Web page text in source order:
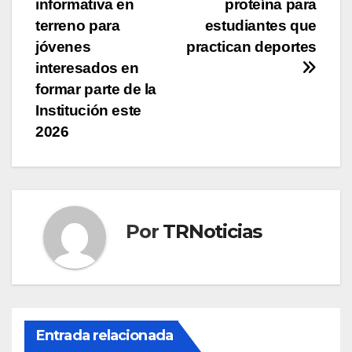
entradas
proteína para
estudiantes que
practican deportes
informativa en
terreno para
jóvenes
interesados en
formar parte de la
Institución este
2026
Por TRNoticias
Entrada relacionada